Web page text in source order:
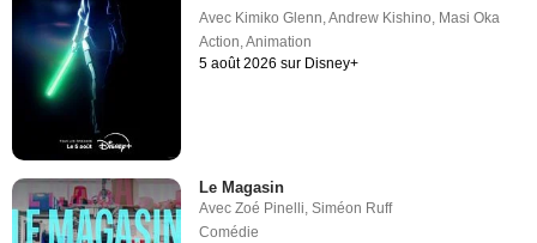
Avec Kimiko Glenn,Andrew Kishino, Masi Oka
Action,Animation
5 août 2026 sur Disney+
Le Magasin
AvecZoé Pinelli,Siméon Ruff
Comédie